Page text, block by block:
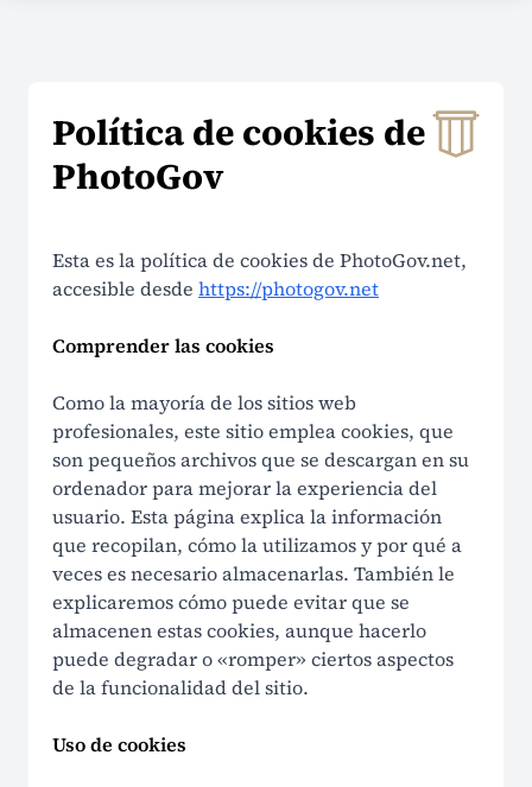
Contactos
Precios
Reseñas
Seguridad
AYUDA
Centro de ayuda
Preguntas frecuentes
Cómo funciona
LEGAL
Política de privacidad
Política de cookies de
PhotoGov
Esta es la política de cookies de PhotoGov.net,
accesible desde https://photogov.net
Comprender las cookies
Como la mayoría de los sitios web
profesionales, este sitio emplea cookies, que
son pequeños archivos que se descargan en su
ordenador para mejorar la experiencia del
usuario. Esta página explica la información
que recopilan, cómo la utilizamos y por qué a
veces es necesario almacenarlas. También le
explicaremos cómo puede evitar que se
almacenen estas cookies, aunque hacerlo
puede degradar o «romper» ciertos aspectos
de la funcionalidad del sitio.
Uso de cookies